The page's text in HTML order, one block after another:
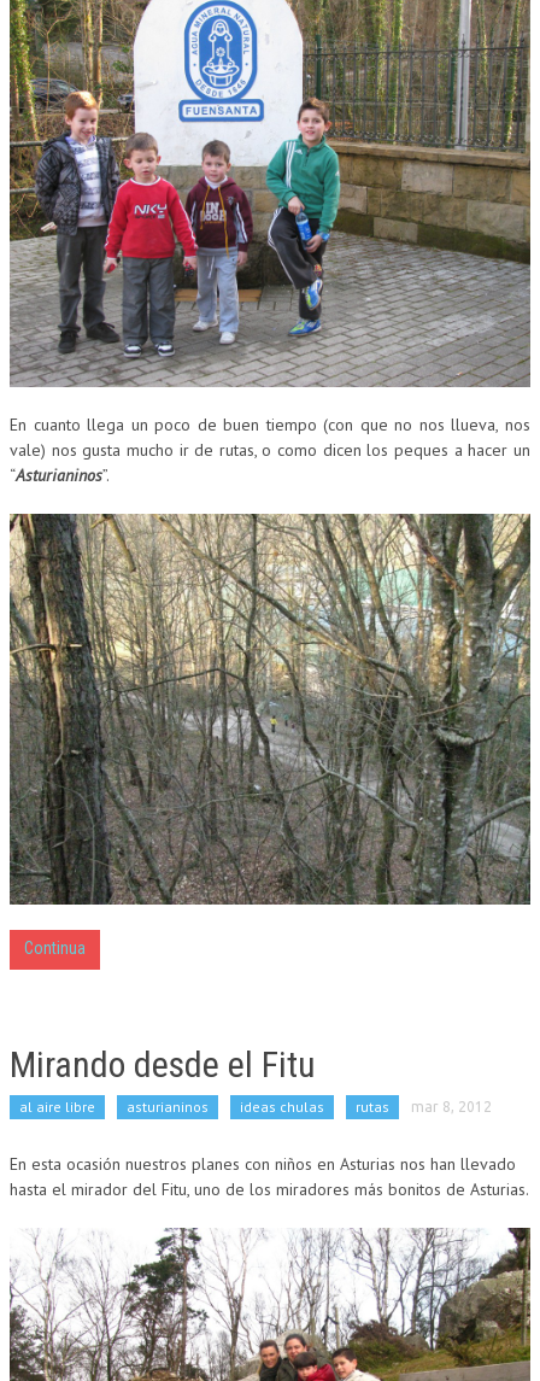
En cuanto llega un poco de buen tiempo (con que no nos llueva, nos
vale) nos gusta mucho ir de rutas, o como dicen los peques a hacer un
“Asturianinos”.
Continua
Mirando desde el Fitu
al aire libre asturianinos ideas chulas rutas mar 8, 2012
En esta ocasión nuestros planes con niños en Asturias nos han llevado
hasta el mirador del Fitu, uno de los miradores más bonitos de Asturias.